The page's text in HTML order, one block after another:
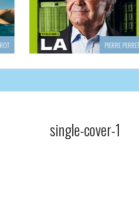
PIERRE PERRET
single-cover-1